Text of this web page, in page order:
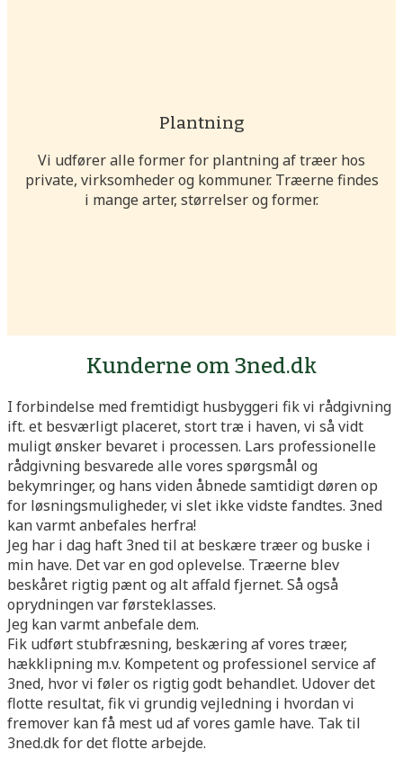
Plantning
Vi udfører alle former for plantning af træer hos
private, virksomheder og kommuner. Træerne findes
i mange arter, størrelser og former.
Kunderne om 3ned.dk
I forbindelse med fremtidigt husbyggeri fik vi rådgivning
ift. et besværligt placeret, stort træ i haven, vi så vidt
muligt ønsker bevaret i processen. Lars professionelle
rådgivning besvarede alle vores spørgsmål og
bekymringer, og hans viden åbnede samtidigt døren op
for løsningsmuligheder, vi slet ikke vidste fandtes. 3ned
kan varmt anbefales herfra!
Jeg har i dag haft 3ned til at beskære træer og buske i
min have. Det var en god oplevelse. Træerne blev
beskåret rigtig pænt og alt affald fjernet. Så også
oprydningen var førsteklasses.
Jeg kan varmt anbefale dem.
Fik udført stubfræsning, beskæring af vores træer,
hækklipning m.v. Kompetent og professionel service af
3ned, hvor vi føler os rigtig godt behandlet. Udover det
flotte resultat, fik vi grundig vejledning i hvordan vi
fremover kan få mest ud af vores gamle have. Tak til
3ned.dk for det flotte arbejde.